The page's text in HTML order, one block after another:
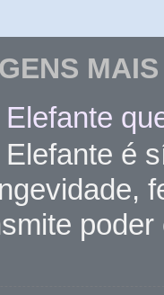
Elefante
Elefante é